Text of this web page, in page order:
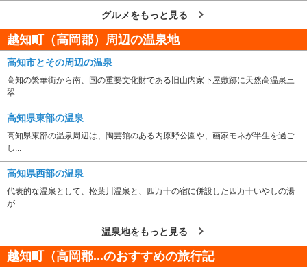
グルメをもっと見る
越知町（高岡郡）周辺の温泉地
高知市とその周辺の温泉
高知の繁華街から南、国の重要文化財である旧山内家下屋敷跡に天然高温泉三
翠...
高知県東部の温泉
高知県東部の温泉周辺は、陶芸館のある内原野公園や、画家モネが半生を過ご
し...
高知県西部の温泉
代表的な温泉として、松葉川温泉と、四万十の宿に併設した四万十いやしの湯
が...
温泉地をもっと見る
越知町（高岡郡...のおすすめの旅行記